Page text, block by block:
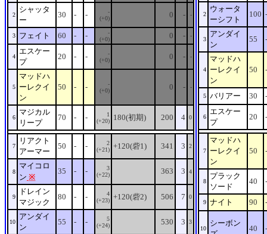
2
シャッタ
ー
30 - -
-
(+0)
0 - -
3 フェイト 60 - -
-
(+0)
0 - -
4
エスケー
プ
20 - -
-
(+0)
0 - -
5
マッドハ
ーレクイ
ン
50 - -
-
(+0)
0 - -
6
マジカル
リープ
70 - -
1
(+20)
180(初期) 200 4 0
7
リアクト
アーマー
50 - -
2
(+21) +120(砦1) 341 3 2
8
マイコロ
ン ※
35 - -
3
(+22)
363 3 4
9
ドレイン
マジック
80 - -
4
(+23) +120(砦2) 506 7 0
10
アンダイ
ン
55 - -
5
(+24)
530 3 3
2
ウォータ
ーシフト
100 -
3
アンダイ
ン
55 -
4
マッドハ
ーレクイ
ン
50 -
5 バリアー 30 -
6
エスケー
プ
20 -
7
マッドハ
ーレクイ
ン
50 -
8
プラック
ソード
40 -
9 ナイト 90 -
10
シーボン
40 -